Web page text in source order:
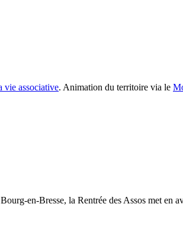
vie associative. Animation du territoire via le
en-Bresse, la Rentrée des Assos met en